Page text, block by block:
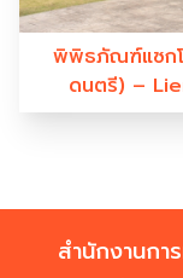
พิพิธภัณฑ์แซกโ
ดนตรี) –
สำนักงานกา